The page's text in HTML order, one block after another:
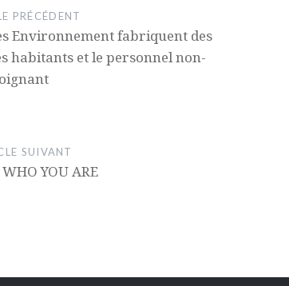
PRÉCÉDENT
Environnement fabriquent des
habitants et le personnel non-
SUIVANT
YOU ARE